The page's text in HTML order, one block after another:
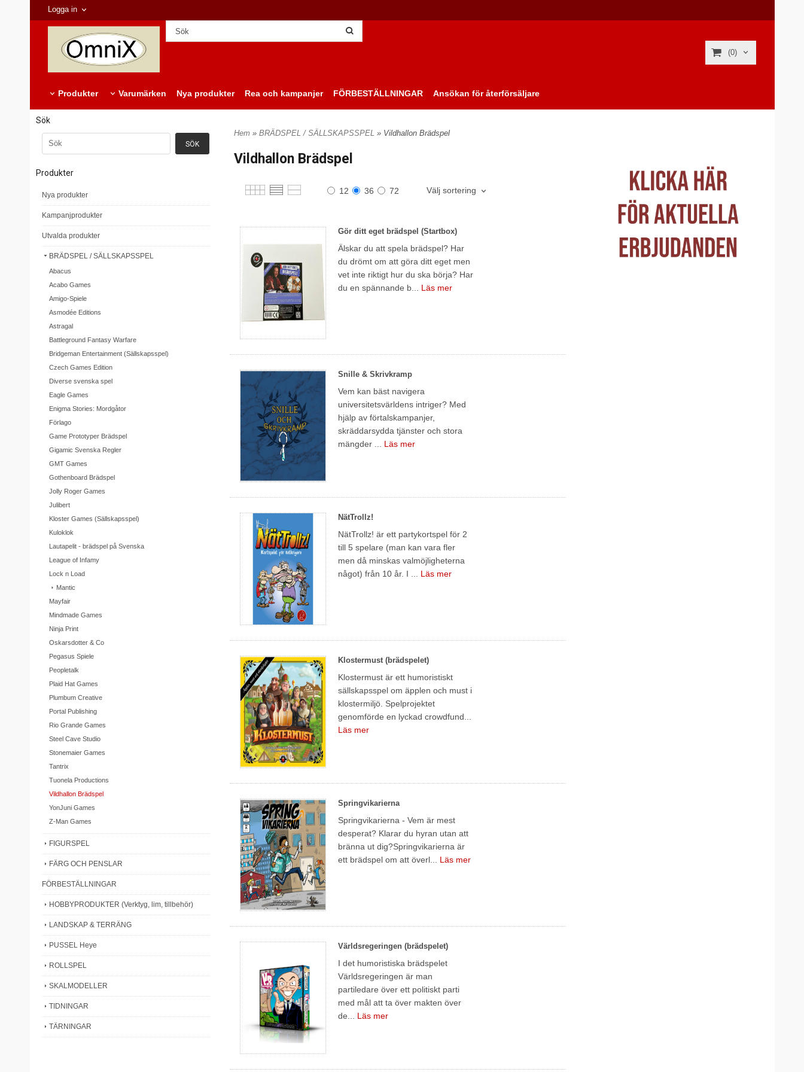
Logga in
(0)
Produkter Varumärken Nya produkter Rea och kampanjer FÖRBESTÄLLNINGAR Ansökan för återförsäljare
Sök
Produkter
Nya produkter
Kampanjprodukter
Utvalda produkter
BRÄDSPEL / SÄLLSKAPSSPEL
Abacus
Acabo Games
Amigo-Spiele
Asmodée Editions
Astragal
Battleground Fantasy Warfare
Bridgeman Entertainment (Sällskapsspel)
Czech Games Edition
Diverse svenska spel
Eagle Games
Enigma Stories: Mordgåtor
Förlago
Game Prototyper Brädspel
Gigamic Svenska Regler
GMT Games
Gothenboard Brädspel
Jolly Roger Games
Julibert
Kloster Games (Sällskapsspel)
Kuloklok
Lautapelit - brädspel på Svenska
League of Infamy
Lock n Load
Mantic
Mayfair
Mindmade Games
Ninja Print
Oskarsdotter & Co
Pegasus Spiele
Peopletalk
Plaid Hat Games
Plumbum Creative
Portal Publishing
Rio Grande Games
Steel Cave Studio
Stonemaier Games
Tantrix
Tuonela Productions
Vildhallon Brädspel
YonJuni Games
Z-Man Games
FIGURSPEL
FÄRG OCH PENSLAR
FÖRBESTÄLLNINGAR
HOBBYPRODUKTER (Verktyg, lim, tillbehör)
LANDSKAP & TERRÄNG
PUSSEL Heye
ROLLSPEL
SKALMODELLER
TIDNINGAR
TÄRNINGAR
Hem » BRÄDSPEL / SÄLLSKAPSSPEL » Vildhallon Brädspel
Vildhallon Brädspel
12 36 72 Välj sortering
Gör ditt eget brädspel (Startbox)
Älskar du att spela brädspel? Har
du drömt om att göra ditt eget men
vet inte riktigt hur du ska börja? Har
du en spännande b... Läs mer
Snille & Skrivkramp
Vem kan bäst navigera
universitetsvärldens intriger? Med
hjälp av förtalskampanjer,
skräddarsydda tjänster och stora
mängder ... Läs mer
NätTrollz!
NätTrollz! är ett partykortspel för 2
till 5 spelare (man kan vara fler
men då minskas valmöjligheterna
något) från 10 år. I ... Läs mer
Klostermust (brädspelet)
Klostermust är ett humoristiskt
sällskapsspel om äpplen och must i
klostermiljö. Spelprojektet
genomförde en lyckad crowdfund...
Läs mer
Springvikarierna
Springvikarierna - Vem är mest
desperat? Klarar du hyran utan att
bränna ut dig?Springvikarierna är
ett brädspel om att överl... Läs mer
Världsregeringen (brädspelet)
I det humoristiska brädspelet
Världsregeringen är man
partiledare över ett politiskt parti
med mål att ta över makten över
de... Läs mer